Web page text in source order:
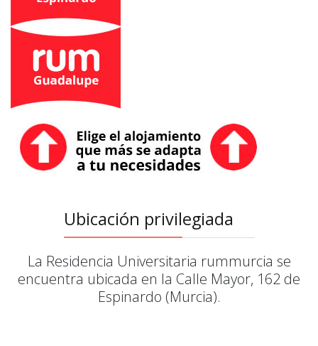
Ubicación privilegiada
La Residencia Universitaria rummurcia se
encuentra ubicada en la Calle Mayor, 162 de
Espinardo (Murcia).